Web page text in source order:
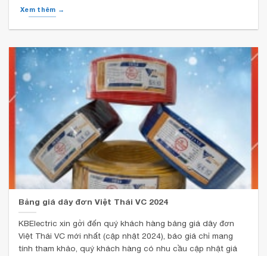
Xem thêm →
Bảng giá dây đơn Việt Thái VC 2024
KBElectric xin gởi đến quý khách hàng bảng giá dây đơn
Việt Thái VC mới nhất (cập nhật 2024), báo giá chỉ mang
tính tham khảo, quý khách hàng có nhu cầu cập nhật giá